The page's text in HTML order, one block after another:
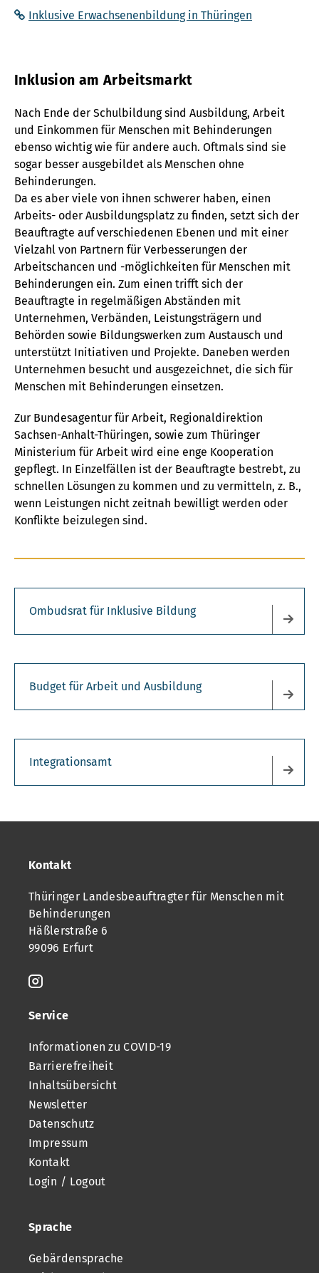
Inklusive Erwachsenenbildung in Thüringen
Inklusion am Arbeitsmarkt
Nach Ende der Schulbildung sind Ausbildung, Arbeit
und Einkommen für Menschen mit Behinderungen
ebenso wichtig wie für andere auch. Oftmals sind sie
sogar besser ausgebildet als Menschen ohne
Behinderungen.
Da es aber viele von ihnen schwerer haben, einen
Arbeits- oder Ausbildungsplatz zu finden, setzt sich der
Beauftragte auf verschiedenen Ebenen und mit einer
Vielzahl von Partnern für Verbesserungen der
Arbeitschancen und -möglichkeiten für Menschen mit
Behinderungen ein. Zum einen trifft sich der
Beauftragte in regelmäßigen Abständen mit
Unternehmen, Verbänden, Leistungsträgern und
Behörden sowie Bildungswerken zum Austausch und
unterstützt Initiativen und Projekte. Daneben werden
Unternehmen besucht und ausgezeichnet, die sich für
Menschen mit Behinderungen einsetzen.
Zur Bundesagentur für Arbeit, Regionaldirektion
Sachsen-Anhalt-Thüringen, sowie zum Thüringer
Ministerium für Arbeit wird eine enge Kooperation
gepflegt. In Einzelfällen ist der Beauftragte bestrebt, zu
schnellen Lösungen zu kommen und zu vermitteln, z. B.,
wenn Leistungen nicht zeitnah bewilligt werden oder
Konflikte beizulegen sind.
Ombudsrat für Inklusive Bildung
Budget für Arbeit und Ausbildung
Integrationsamt
Kontakt
Thüringer Landesbeauftragter für Menschen mit
Behinderungen
Häßlerstraße 6
99096 Erfurt
Service
Informationen zu COVID-19
Barrierefreiheit
Inhaltsübersicht
Newsletter
Datenschutz
Impressum
Kontakt
Login / Logout
Sprache
Gebärdensprache